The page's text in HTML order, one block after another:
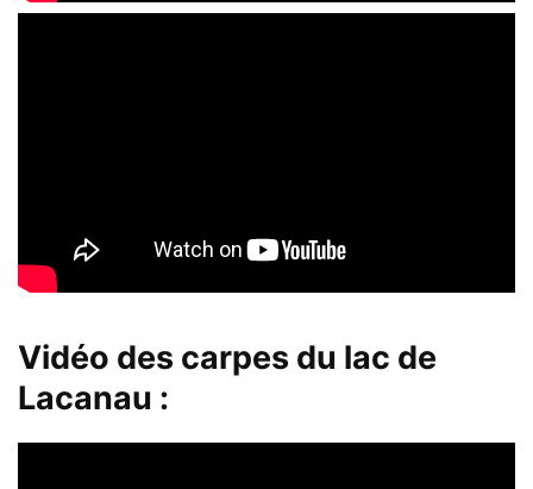
Vidéo des carpes du lac de
Lacanau :